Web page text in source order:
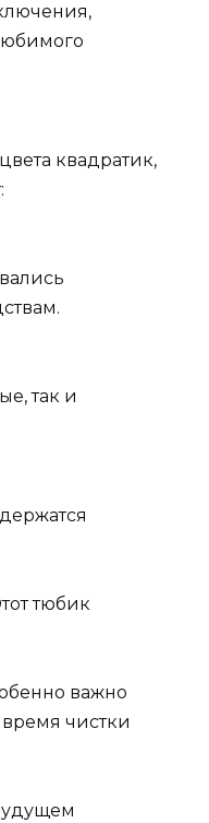
квадратик,
так и
тюбик
важно
время чистки